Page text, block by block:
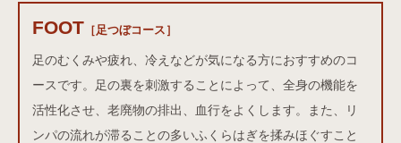
足つぼコース
FOOT ［足つぼコース］
足のむくみや疲れ、冷えなどが気になる方におすすめのコ
ースです。足の裏を刺激することによって、全身の機能を
活性化させ、老廃物の排出、血行をよくします。また、リ
ンパの流れが滞ることの多いふくらはぎを揉みほぐすこと